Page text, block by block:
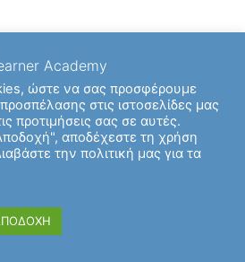
του
από
WordPress
Academy
ώστε να σας προσφέρουμε
στις ιστοσελίδες μας
προτιμήσεις σας σε αυτές.
αποδέχεστε τη χρήση
την πολιτική μας για τα